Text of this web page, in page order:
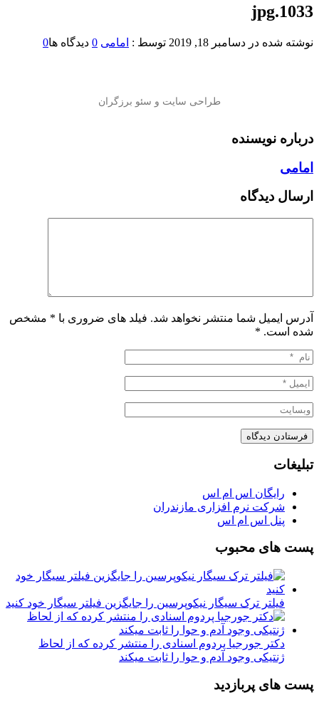
1033.jpg
نوشته شده در دسامبر 18, 2019 توسط : امامی 0 دیدگاه ها0
درباره نویسنده
امامی
ارسال دیدگاه
آدرس ایمیل شما منتشر نخواهد شد. فیلد های ضروری با * مشخص
شده است. *
تبلیغات
رایگان اس ام اس
شرکت نرم افزاری مازندران
پنل اس ام اس
پست های محبوب
فیلتر ترک سیگار نیکوپرسین را جایگزین فیلتر سیگار خود کنید
دکتر جورجیا پردوم اسنادی را منتشر کرده که از لحاظ
ژنتیکی وجود آدم و حوا را ثابت میکند
پست های پربازدید